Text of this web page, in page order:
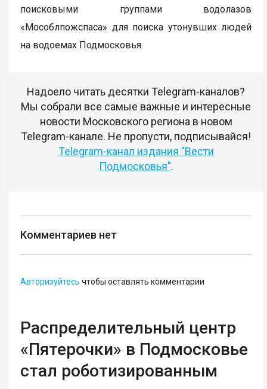
поисковыми группами водолазов
«Мособлпожспаса» для поиска утонувших людей
на водоемах Подмосковья.
Надоело читать десятки Telegram-каналов?
Мы собрали все самые важные и интересные
новости Московского региона в новом
Telegram-канале. Не пропусти, подписывайся!
Telegram-канал издания "Вести
Подмосковья".
Комментариев нет
Авторизуйтесь чтобы оставлять комментарии
Распределительный центр
«Пятерочки» в Подмосковье
стал роботизированным